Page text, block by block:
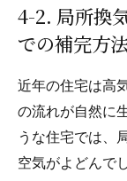
4-2. 局所換
での補完方
近年の住宅は高
の流れが自然に
うな住宅では、
空気がよどんで